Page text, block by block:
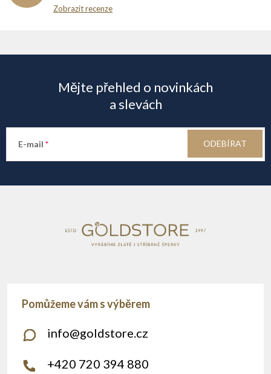
Zobrazit recenze
a
t
Mějte přehled o novinkách
a slevách
E-mail ODEBÍRAT
info@goldstore.cz
+420 720 394 880